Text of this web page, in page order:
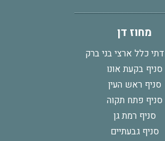
מחוז דן
כלל ארצי בני ברק
סניף בקעת אונו
סניף ראש העין
סניף פתח תקוה
סניף רמת גן
סניף גבעתיים